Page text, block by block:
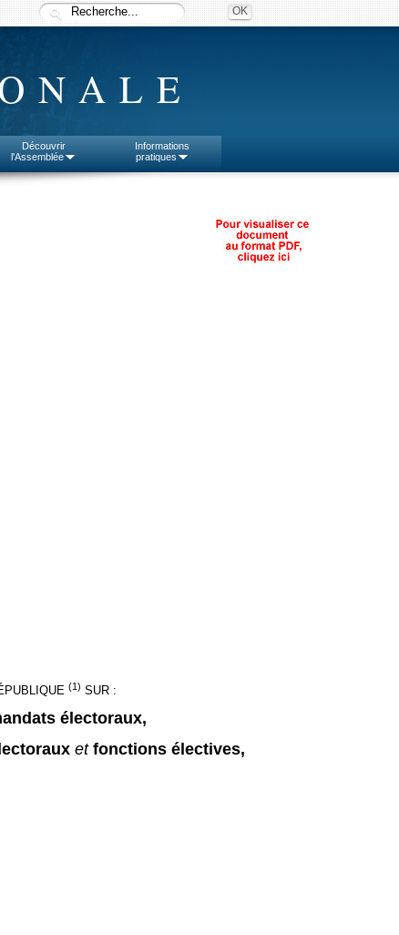
Découvrir
l'Assemblée
Informations
pratiques
(1) SUR :
électoraux,
et fonctions électives,